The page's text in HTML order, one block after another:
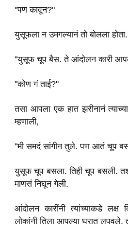
"पण कावून?"
युसूफला न उमगल्यानं तो बोलला होता.
"युसूफ चूप बैस. ते आंदोलन कारी
"कोण गं ताई?"
तसा आपला एक हात झरीनानं
म्हणाली,
"मी समदं सांगीन तुले. पण आतं चूप
युसूफ चूप बसला. तिही चूप बसली.
माणसं निघून गेली.
आंदोलन कारींनी त्यांच्याकडे लक्ष
लोकांनी तिला आपल्या घरात लपवले.